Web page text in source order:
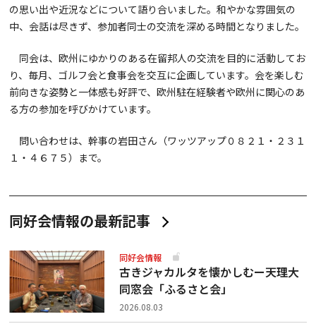
の思い出や近況などについて語り合いました。和やかな雰囲気の
中、会話は尽きず、参加者同士の交流を深める時間となりました。
同会は、欧州にゆかりのある在留邦人の交流を目的に活動してお
り、毎月、ゴルフ会と食事会を交互に企画しています。会を楽しむ
前向きな姿勢と一体感も好評で、欧州駐在経験者や欧州に関心のあ
る方の参加を呼びかけています。
問い合わせは、幹事の岩田さん（ワッツアップ０８２１・２３１
１・４６７５）まで。
同好会情報の最新記事
同好会情報
古きジャカルタを懐かしむー天理大
同窓会「ふるさと会」
2026.08.03